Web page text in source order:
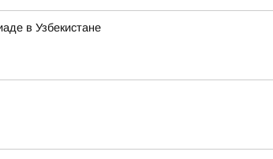
в Узбекистане